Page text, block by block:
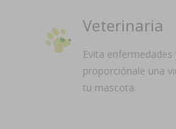
Veterinaria
Evita
proporciónale una
tu mascota.